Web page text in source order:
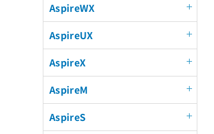
AspireWX
AspireUX
AspireX
AspireM
AspireS